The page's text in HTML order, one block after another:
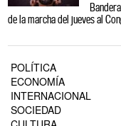
de la marcha del jueves al
POLÍTICA
ECONOMÍA
INTERNACIONAL
SOCIEDAD